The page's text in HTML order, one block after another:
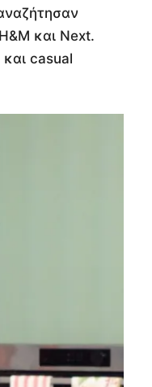
και Next.
casual